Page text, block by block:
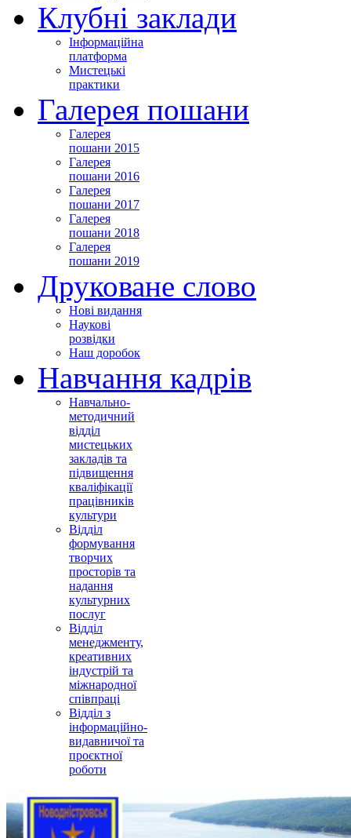
Клубні заклади
Інформаційна
платформа
Мистецькі
практики
Галерея пошани
Галерея
пошани 2015
Галерея
пошани 2016
Галерея
пошани 2017
Галерея
пошани 2018
Галерея
пошани 2019
Друковане слово
Нові видання
Наукові
розвідки
Наш доробок
Навчання кадрів
Навчально-
методичний
відділ
мистецьких
закладів та
підвищення
кваліфікації
працівників
культури
Відділ
формування
творчих
просторів та
надання
культурних
послуг
Відділ
менеджменту,
креативних
індустрій та
міжнародної
співпраці
Відділ з
інформаційно-
видавничої та
проєктної
роботи